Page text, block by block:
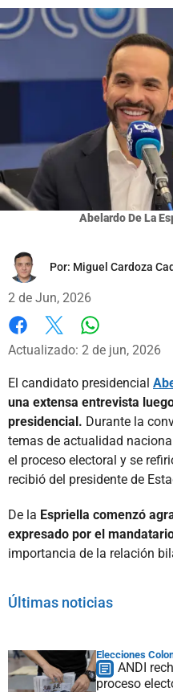
Abelardo De La
Por: Miguel Cardoza
2 de Jun, 2026
Facebook
X
Actualizado: 2 de jun, 2026
El candidato presidencial
una extensa entrevista
presidencial. Durante la
temas de actualidad
el proceso electoral y se
recibió del presidente de
De la Espriella comenzó
expresado por el
importancia de la relación
Últimas noticias
Elecciones
ANDI
proceso